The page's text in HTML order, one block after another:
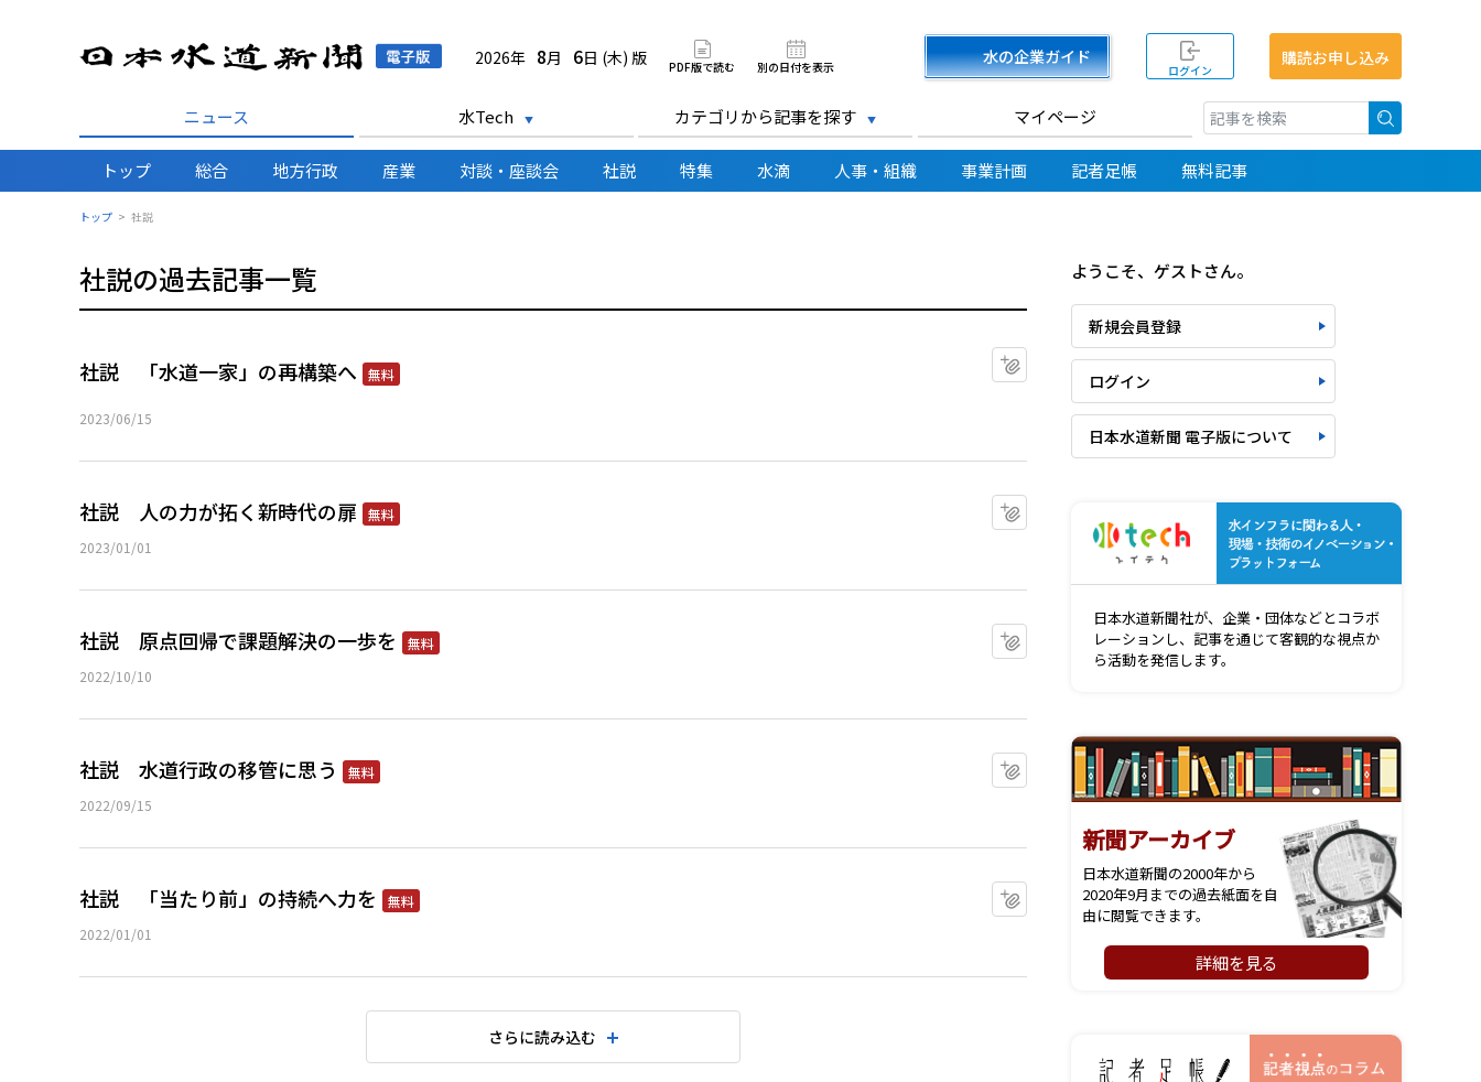
日本水道新聞 電子版
2026年 8月 6日 (木) 版 PDF版で読む 別の日付を表示 水の企業ガイド
ログイン
購読お申し込み
ニュース 水Tech カテゴリから記事を探す マイページ
トップ 総合 地方行政 産業 対談・座談会 社説 特集 水滴 人事・組織 事業計画 記者足帳 無料記事
トップ 社説
社説の過去記事一覧
社説 「水道一家」の再構築へ 無料
2023/06/15
マイクリップに追加
社説 人の力が拓く新時代の扉
無料
2023/01/01
社説 原点回帰で課題解決の一歩を
無料
2022/10/10
マイクリップに追加
社説 水道行政の移管に思う
無料
2022/09/15
マイクリップに追加
社説 「当たり前」の持続へ力を
無料
2022/01/01
マイクリップに追加
さらに読み込む
ようこそ、ゲストさん。
新規会員登録
ログイン
日本水道新聞 電子版について
日本水道新聞社が、企業・団体などとコラボ
レーションし、記事を通じて客観的な視点か
ら活動を発信します。
新聞アーカイブ
日本水道新聞の2000年から
2020年9月までの過去紙面を自
由に閲覧できます。
詳細を見る